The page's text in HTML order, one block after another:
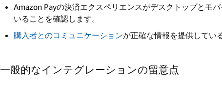
Amazon Payの決済エクスペリエンスがデスクトップとモ
いることを確認します。
購入者とのコミュニケーションが正確な情報を提供してい
一般的なインテグレーションの留意点